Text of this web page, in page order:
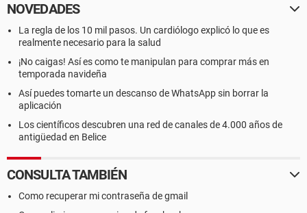
NOVEDADES
La regla de los 10 mil pasos. Un cardiólogo explicó lo que es
realmente necesario para la salud
¡No caigas! Así es como te manipulan para comprar más en
temporada navideña
Así puedes tomarte un descanso de WhatsApp sin borrar la
aplicación
Los científicos descubren una red de canales de 4.000 años de
antigüedad en Belice
CONSULTA TAMBIÉN
Como recuperar mi contraseña de gmail